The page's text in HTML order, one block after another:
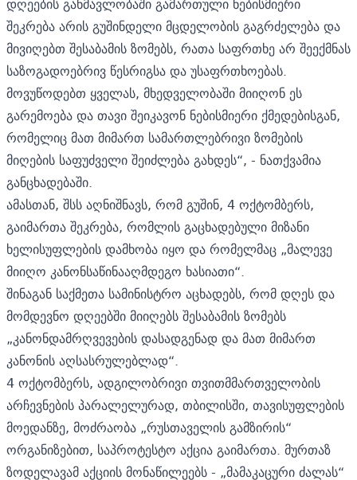
შეკრება არის გუშინდელი მცდელობის გაგრძელება და
მივიღებთ შესაბამის ზომებს, რათა საფრთხე არ შეექმნას
საზოგადოებრივ წესრიგსა და უსაფრთხოებას.
მოვუწოდებთ ყველას, მხედველობაში მიიღონ ეს
გარემოება და თავი შეიკავონ ნებისმიერი ქმედებისგან,
რომელიც მათ მიმართ სამართლებრივი ზომების
მიღების საფუძველი შეიძლება გახდეს“, - ნათქვამია
განცხადებაში.
ამასთან, შსს აღნიშნავს, რომ გუშინ, 4 ოქტომბერს,
გაიმართა შეკრება, რომლის გაცხადებული მიზანი
ხელისუფლების დამხობა იყო და რომელმაც „მალევე
მიიღო კანონსაწინააღმდეგო ხასიათი“.
შინაგან საქმეთა სამინისტრო აცხადებს, რომ დღეს და
მომდევნო დღეებში მიიღებს შესაბამის ზომებს
„კანონდამრღვევების დასადგენად და მათ მიმართ
კანონის აღსასრულებლად“.
4 ოქტომბერს, ადგილობრივი თვითმმართველობის
არჩევნების პარალელურად, თბილისში, თავისუფლების
მოედანზე, მოძრაობა „რუსთაველის გამზირის“
ორგანიზებით, საპროტესტო აქცია გაიმართა. მურთაზ
ზოდელავამ აქციის მონაწილეებს - „მამაკაცური ძალას“